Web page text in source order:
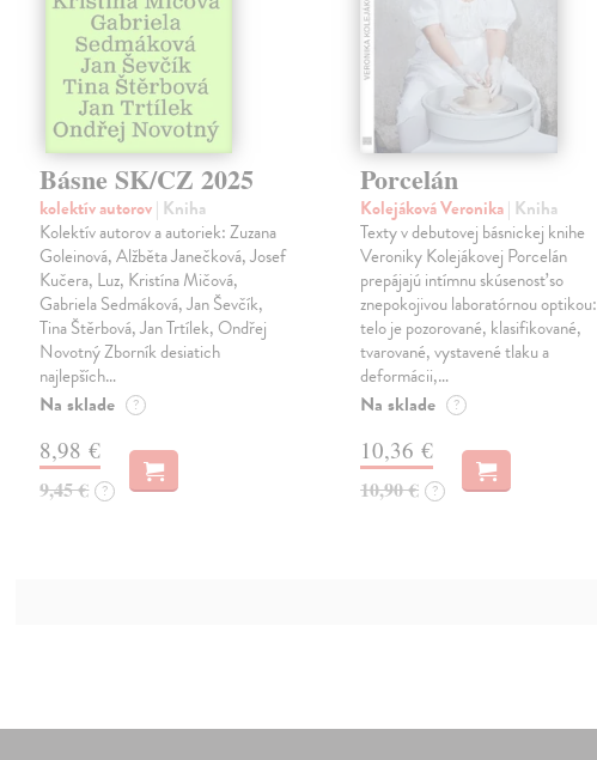
Básne SK/CZ 2025
kolektív autorov| Kniha
Kolektív autorov a autoriek: Zuzana
Goleinová, Alžběta Janečková, Josef
Kučera, Luz, Kristína Mičová,
Gabriela Sedmáková, Jan Ševčík,
Tina Štěrbová, Jan Trtílek, Ondřej
Novotný Zborník desiatich
najlepších…
Na sklade ?
8,98 €
9,45 € ?
Porcelán
Kolejáková Veronika| Kniha
Texty v debutovej básnickej knihe
Veroniky Kolejákovej Porcelán
prepájajú intímnu skúsenosť so
znepokojivou laboratórnou optikou:
telo je pozorované, klasifikované,
tvarované, vystavené tlaku a
deformácii,…
Na sklade ?
10,36 €
10,90 € ?